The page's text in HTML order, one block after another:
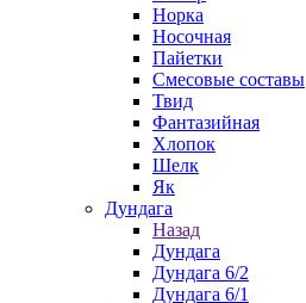
Норка
Носочная
Пайетки
Смесовые составы
Твид
Фантазийная
Хлопок
Шелк
Як
Дундага
Назад
Дундага
Дундага 6/2
Дундага 6/1